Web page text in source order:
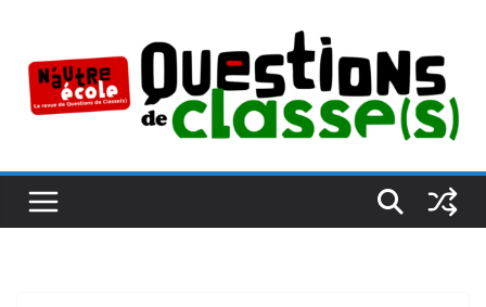
contenu